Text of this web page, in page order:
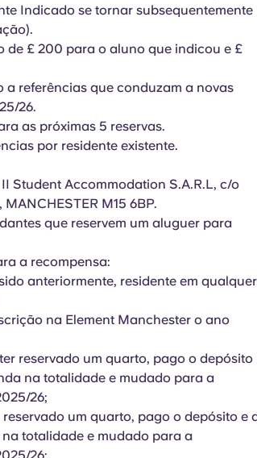
Perguntas frequentes
Blogue
Indicado se tornar subsequentemente
de £ 200 para o aluno que indicou e £
a referências que conduzam a novas
26.
as próximas 5 reservas.
por residente existente.
Student Accommodation S.A.R.L, c/o
M15 6BP.
que reservem um aluguer para
a recompensa:
anteriormente, residente em qualquer
na Element Manchester o ano
reservado um quarto, pago o depósito
na totalidade e mudado para a
26;
um quarto, pago o depósito e
totalidade e mudado para a